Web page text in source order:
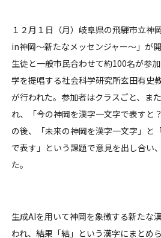
１２月１日（月）岐阜県の飛騨市立
in神岡～新たなメッセンジャー～」が
生徒と一般市民合わせて約100名が参
学を提唱する社会科学研究所玄田有史
が行われた。参加者はクラスごと、ま
れ、「今の神岡を漢字一文字で表すと
の後、「未来の神岡を漢字一文字」と
で表す」という課題で意見を出し合い
た。
生成AIを用いて神岡を象徴する新たな
われ、結果「結」という漢字にまとめ